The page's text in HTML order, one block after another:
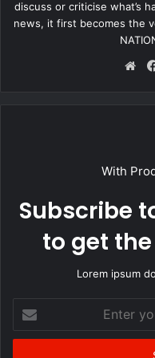
discuss or criticise what’s
news, it first becomes the
With
Subscribe
to get
Lorem ipsum
your
Email